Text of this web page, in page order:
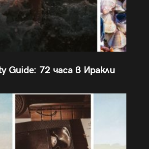
Guide: 72 часа в Иракли